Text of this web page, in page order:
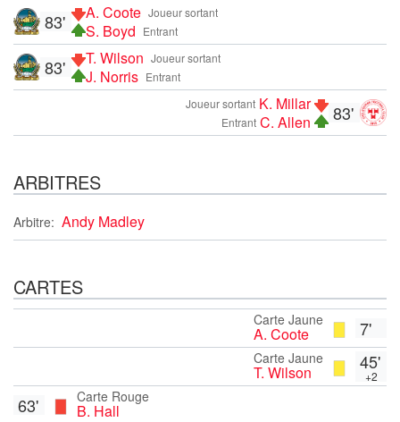
Joueur sortant
A. Coote
Entrant
S. Boyd
83'
Joueur sortant
T. Wilson
Entrant
J. Norris
83'
83'
Joueur sortant K. Millar
Entrant C. Allen
ARBITRES
Arbitre: Andy Madley
CARTES
7'
Carte Jaune
A. Coote
45'
+2
Carte Jaune
T. Wilson
Carte Rouge
B. Hall
63'